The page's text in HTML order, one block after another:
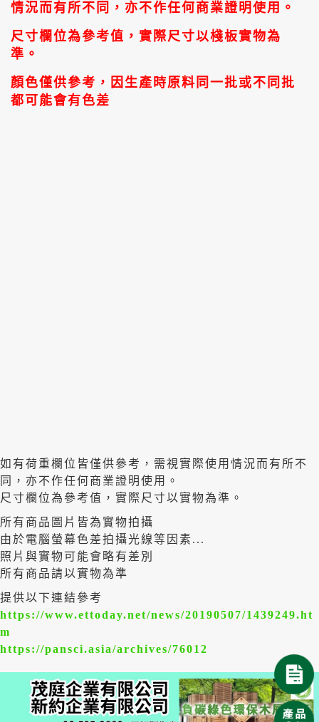
情況而有所不同，亦不作任何商業證明使用。
尺寸欄位為參考值，實際尺寸以棧板實物為
準。
顏色僅供參考，因生產時原料同一批或不同批
都可能會有色差
如有荷重欄位皆僅供參考，需視實際使用情況而有所不
同，亦不作任何商業證明使用。
尺寸欄位為參考值，實際尺寸以實物為準。
所有商品圖片皆為實物拍攝
由於電腦螢幕色差拍攝光線等因素...
照片與實物可能會略有差別
所有商品請以實物為準
提供以下連結參考
https://www.ettoday.net/news/20190507/1439249.ht
m
https://pansci.asia/archives/76012